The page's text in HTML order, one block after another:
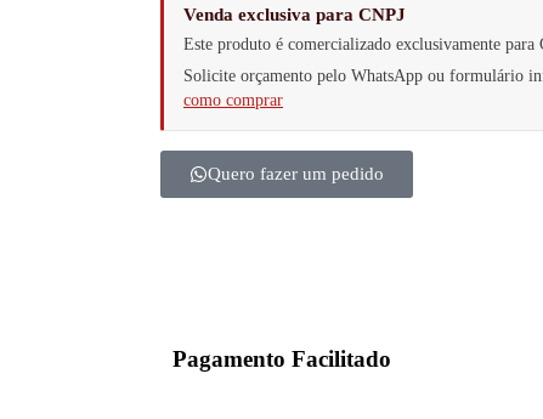
Venda exclusiva para CNPJ
Este produto é comercializado exclusivamente para
Solicite orçamento pelo WhatsApp ou formulário
como comprar
Quero fazer um pedido
Pagamento Facilitado